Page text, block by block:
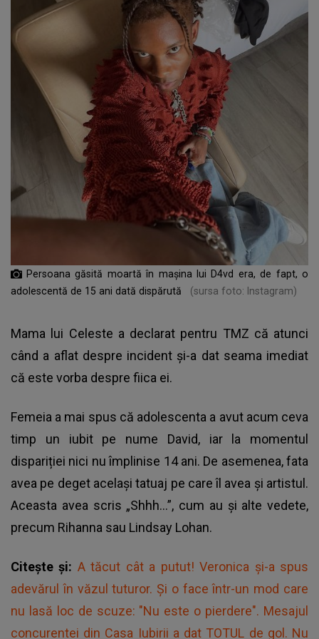
Persoana găsită moartă în mașina lui D4vd era, de fapt, o
adolescentă de 15 ani dată dispărută
(sursa foto: Instagram)
Mama lui Celeste a declarat pentru TMZ că atunci
când a aflat despre incident și-a dat seama imediat
că este vorba despre fiica ei.
Femeia a mai spus că adolescenta a avut acum ceva
timp un iubit pe nume David, iar la momentul
dispariției nici nu împlinise 14 ani. De asemenea, fata
avea pe deget același tatuaj pe care îl avea și artistul.
Aceasta avea scris „Shhh...”, cum au și alte vedete,
precum Rihanna sau Lindsay Lohan.
Citește și: A tăcut cât a putut! Veronica și-a spus
adevărul în văzul tuturor. Și o face într-un mod care
nu lasă loc de scuze: "Nu este o pierdere". Mesajul
concurentei din Casa Iubirii a dat TOTUL de gol. Nu